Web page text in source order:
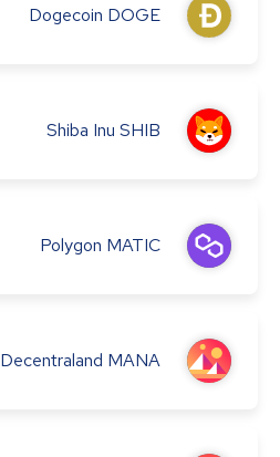
Dogecoin DOGE
Shiba Inu SHIB
Polygon MATIC
Decentraland MANA